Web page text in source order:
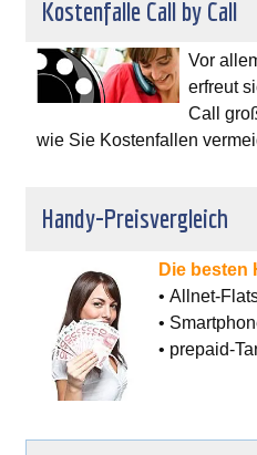
Kostenfalle Call by Call
Vor
erfreut
Call
wie Sie Kostenfallen
Handy-Preisvergleich
Die besten
• Allnet-
•
• prepaid-